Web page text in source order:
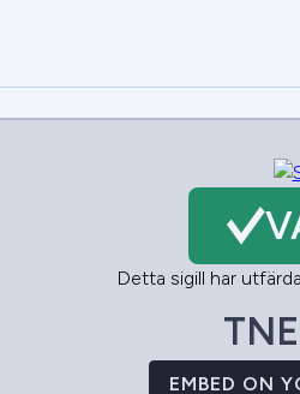
Detta sigill har
EMBED ON